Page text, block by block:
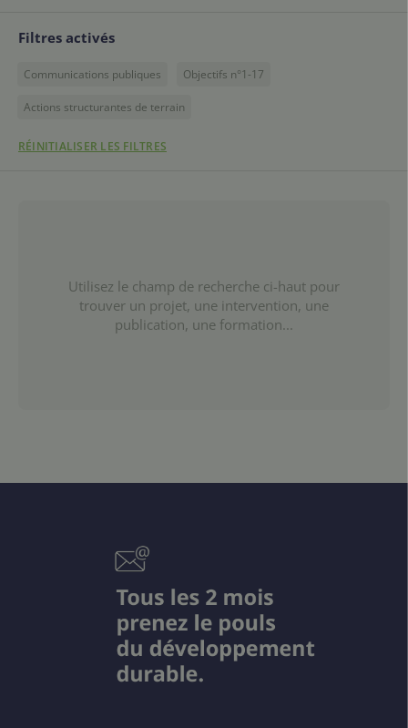
Filtres activés
Communications publiques Objectifs n°1-17
Actions structurantes de terrain
RÉINITIALISER LES FILTRES
Utilisez le champ de recherche ci-haut pour
trouver un projet, une intervention, une
publication, une formation...